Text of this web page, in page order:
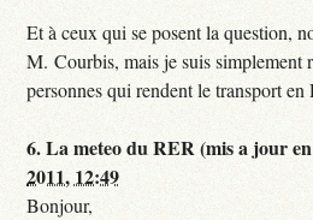
Et à ceux qui se posent la question,
M. Courbis, mais je suis simplement
personnes qui rendent le transport
6.La meteo du RER (mis a jour
2011, 12:49
Bonjour,